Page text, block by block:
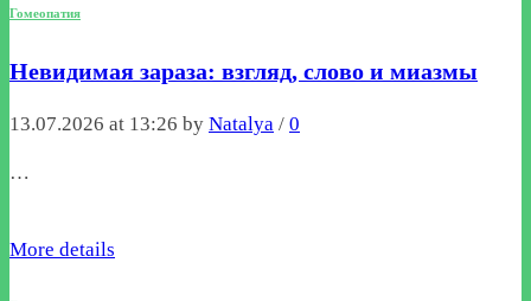
Гомеопатия
Невидимая зараза: взгляд, слово и миазмы
13.07.2026 at 13:26 by Natalya / 0
…
More details